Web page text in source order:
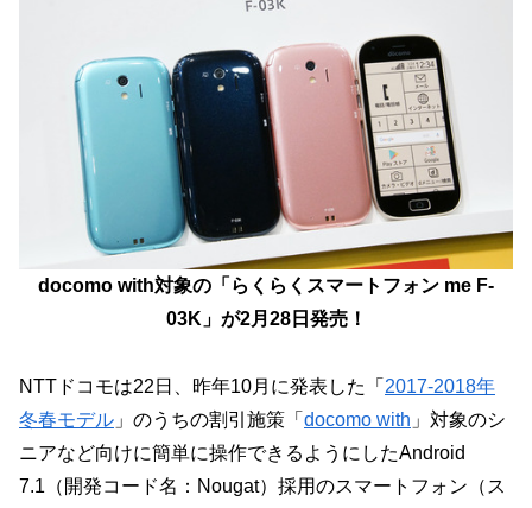
docomo with対象の「らくらくスマートフォン me F-
03K」が2月28日発売！
NTTドコモは22日、昨年10月に発表した「 2017-2018年
冬春モデル 」のうちの割引施策「 docomo with 」対象のシ
ニアなど向けに簡単に操作できるようにしたAndroid
7.1（開発コード名：Nougat）採用のスマートフォン（ス